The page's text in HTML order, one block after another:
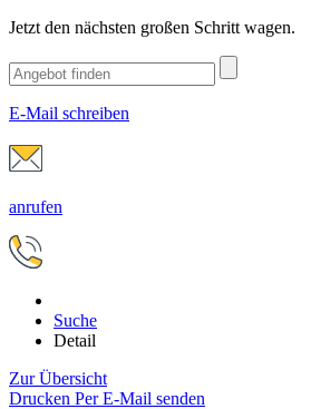
Jetzt den nächsten großen Schritt wagen.
E-Mail schreiben
anrufen
Suche
Detail
Zur Übersicht
Drucken Per E-Mail senden